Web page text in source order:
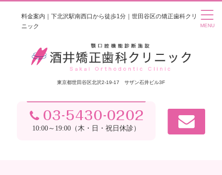
料金案内｜下北沢駅南西口から徒歩1分｜世田谷区の矯正歯科クリ
ニック
東京都世田谷区北沢2-19-17 サザン石井ビル3F
10:00～19:00（木・日・祝日休診）